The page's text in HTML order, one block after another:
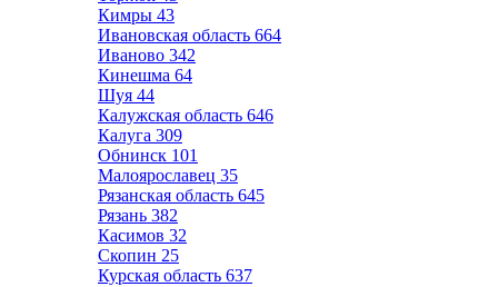
Кимры 43
Ивановская область 664
Иваново 342
Кинешма 64
Шуя 44
Калужская область 646
Калуга 309
Обнинск 101
Малоярославец 35
Рязанская область 645
Рязань 382
Касимов 32
Скопин 25
Курская область 637